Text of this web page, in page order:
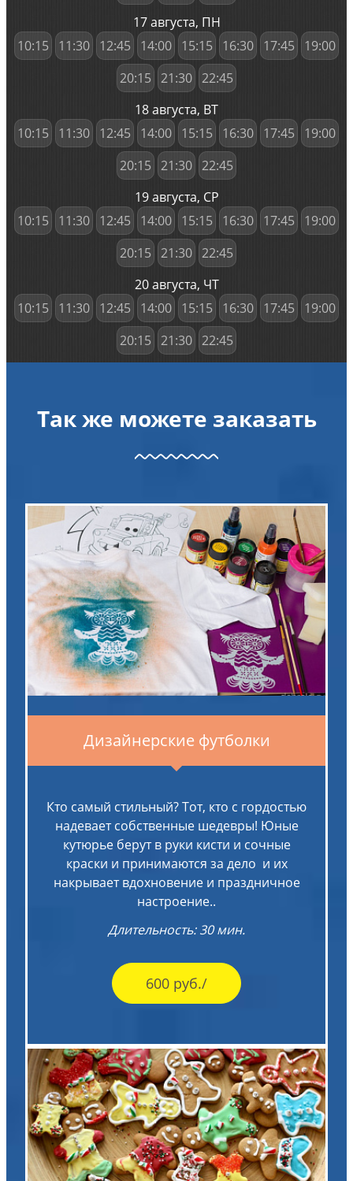
17 августа, ПН
10:15 11:30 12:45 14:00 15:15 16:30 17:45 19:00
20:15 21:30 22:45
18 августа, ВТ
10:15 11:30 12:45 14:00 15:15 16:30 17:45 19:00
20:15 21:30 22:45
19 августа, СР
10:15 11:30 12:45 14:00 15:15 16:30 17:45 19:00
20:15 21:30 22:45
20 августа, ЧТ
10:15 11:30 12:45 14:00 15:15 16:30 17:45 19:00
20:15 21:30 22:45
Так же можете заказать
Дизайнерские футболки
Кто самый стильный? Тот, кто с гордостью
надевает собственные шедевры! Юные
кутюрье берут в руки кисти и сочные
краски и принимаются за дело и их
накрывает вдохновение и праздничное
настроение..
Длительность: 30 мин.
600 руб./